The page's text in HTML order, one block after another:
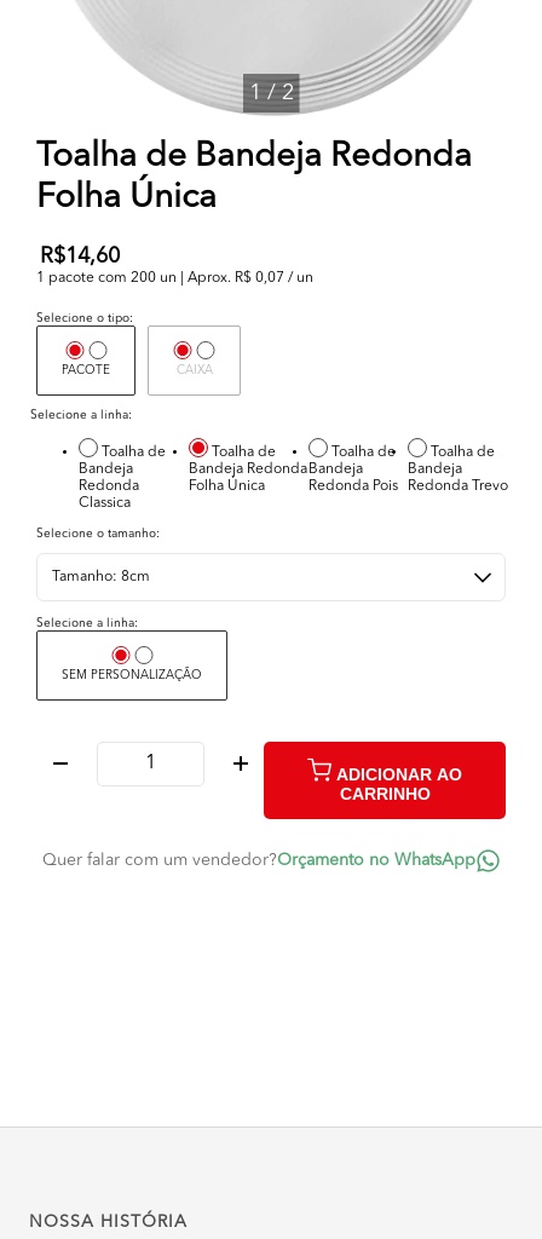
1 /2
Toalha de Bandeja Redonda
Folha Única
R$14,60
1 pacote com 200 un | Aprox. R$ 0,07 / un
Selecione a linha:
Toalha de
Bandeja
Redonda
Classica
Toalha de
Bandeja Redonda
Folha Única
Toalha de
Bandeja
Redonda Pois
Toalha de
Bandeja
Redonda Trevo
Selecione o tipo:
PACOTE CAIXA
Selecione a linha:
SEM PERSONALIZAÇÃO
Selecione o tamanho:
ADICIONAR AO
CARRINHO
Quer falar com um vendedor?Orçamento no WhatsApp
NOSSA HISTÓRIA